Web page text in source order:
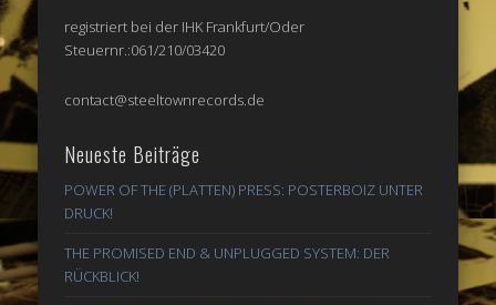
registriert bei der IHK Frankfurt/Oder
Steuernr.:061/210/03420
contact@steeltownrecords.de
Neueste Beiträge
POWER OF THE (PLATTEN) PRESS: POSTERBOIZ UNTER
DRUCK!
THE PROMISED END & UNPLUGGED SYSTEM: DER
RÜCKBLICK!